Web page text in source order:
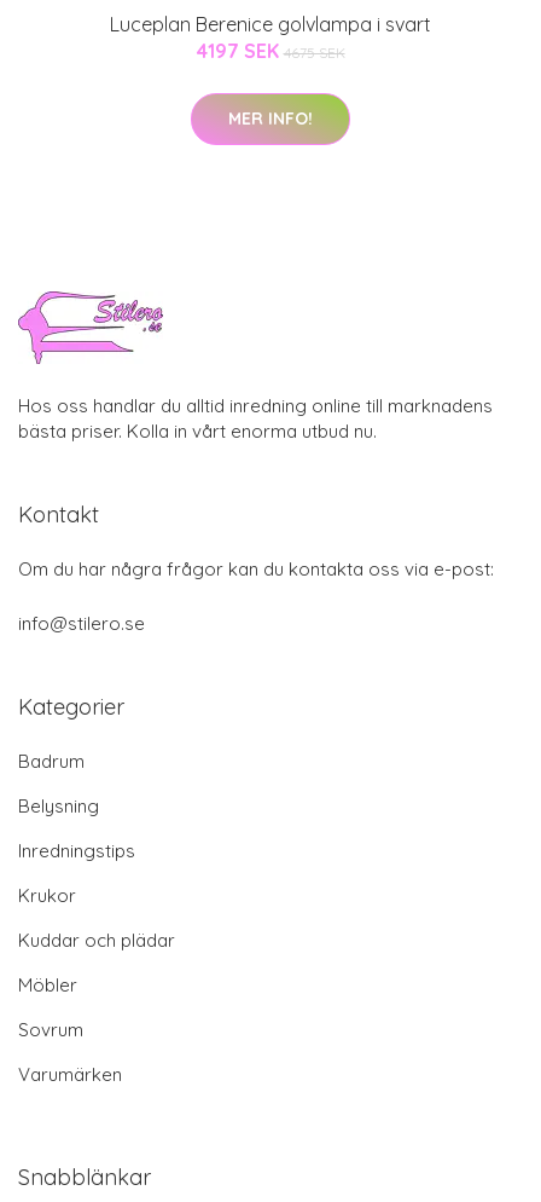
Luceplan Berenice golvlampa i svart
4197 SEK 4675 SEK
MER INFO!
Hos oss handlar du alltid inredning online till marknadens
bästa priser. Kolla in vårt enorma utbud nu.
Kontakt
Om du har några frågor kan du kontakta oss via e-post:
info@stilero.se
Kategorier
Badrum
Belysning
Inredningstips
Krukor
Kuddar och plädar
Möbler
Sovrum
Varumärken
Snabblänkar